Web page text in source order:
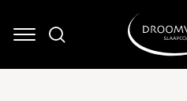
Navigation